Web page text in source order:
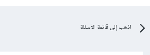
اذهب إلى قائمة الأسئلة